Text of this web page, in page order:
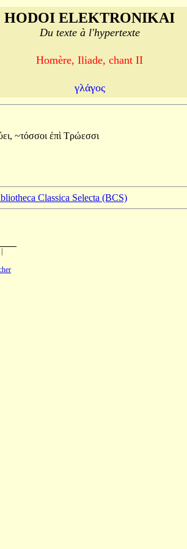
HODOI ELEKTRONIKAI
Du texte à l'hypertexte
Homère, Iliade, chant II
γλάγος
~τόσσοι ἐπὶ Τρώεσσι
Classica Selecta (BCS)